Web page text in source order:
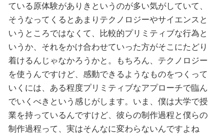
ている原体験がありきというのが多い気がしていて、
そうなってくるとあまりテクノロジーやサイエンスと
いうところではなくて、比較的プリミティブな行為と
いうか、それをかけ合わせていった方がそこにたどり
着けるんじゃなかろうかと。もちろん、テクノロジー
を使うんですけど、感動できるようなものをつくって
いくには、ある程度プリミティブなアプローチで臨ん
でいくべきという感じがします。いま、僕は大学で授
業を持っているんですけど、彼らの制作過程と僕らの
制作過程って、実はそんなに変わらないんですよね